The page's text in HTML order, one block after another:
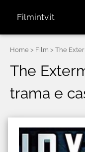
Filmintv.it
Home > Film > The
The
trama e